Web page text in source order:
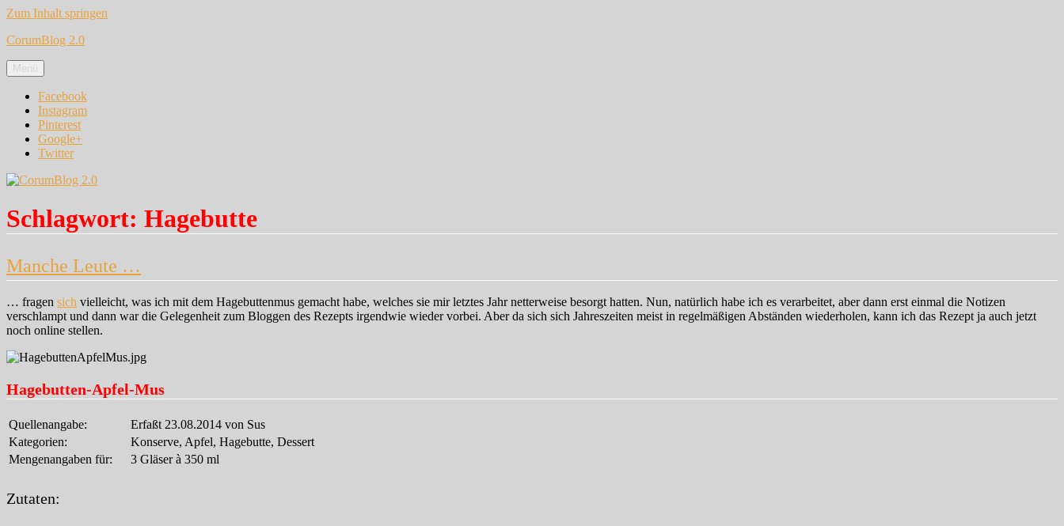
Zum Inhalt springen
CorumBlog 2.0
Menü
Facebook
Instagram
Pinterest
Google+
Twitter
Schlagwort: Hagebutte
Manche Leute …
… fragen sich vielleicht, was ich mit dem Hagebuttenmus gemacht habe, welches sie mir letztes Jahr netterweise besorgt hatten. Nun, natürlich habe ich es verarbeitet, aber dann erst einmal die Notizen
verschlampt und dann war die Gelegenheit zum Bloggen des Rezepts irgendwie wieder vorbei. Aber da sich sich Jahreszeiten meist in regelmäßigen Abständen wiederholen, kann ich das Rezept ja auch jetzt
noch online stellen.
Hagebutten-Apfel-Mus
Quellenangabe:
Erfaßt 23.08.2014 von Sus
Kategorien:
Konserve, Apfel, Hagebutte, Dessert
Mengenangaben für:
3 Gläser à 350 ml
Zutaten: